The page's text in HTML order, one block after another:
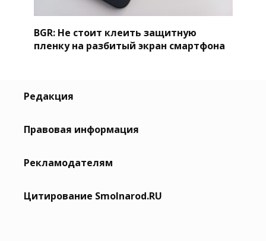
BGR: Не стоит клеить защитную
пленку на разбитый экран смартфона
Редакция
Правовая информация
Рекламодателям
Цитирование Smolnarod.RU